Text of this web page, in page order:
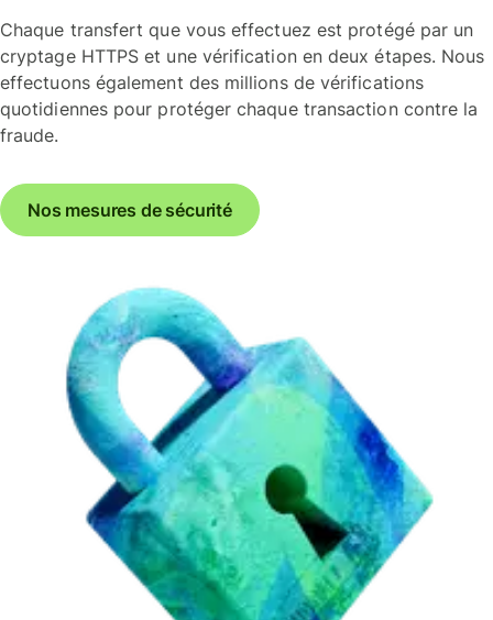
Chaque transfert que vous effectuez est protégé par un
cryptage HTTPS et une vérification en deux étapes. Nous
effectuons également des millions de vérifications
quotidiennes pour protéger chaque transaction contre la
fraude.
Nos mesures de sécurité